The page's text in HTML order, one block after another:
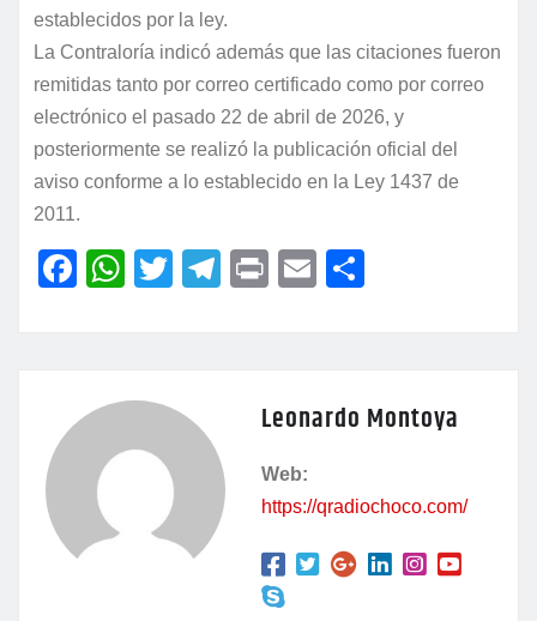
establecidos por la ley.
La Contraloría indicó además que las citaciones fueron
remitidas tanto por correo certificado como por correo
electrónico el pasado 22 de abril de 2026, y
posteriormente se realizó la publicación oficial del
aviso conforme a lo establecido en la Ley 1437 de
2011.
F
b
o
k
W
p
T
T
m
P
E
ar
Leonardo Montoya
Web:
https://qradiochoco.com/